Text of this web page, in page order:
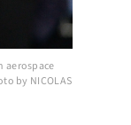
aerospace
by NICOLAS